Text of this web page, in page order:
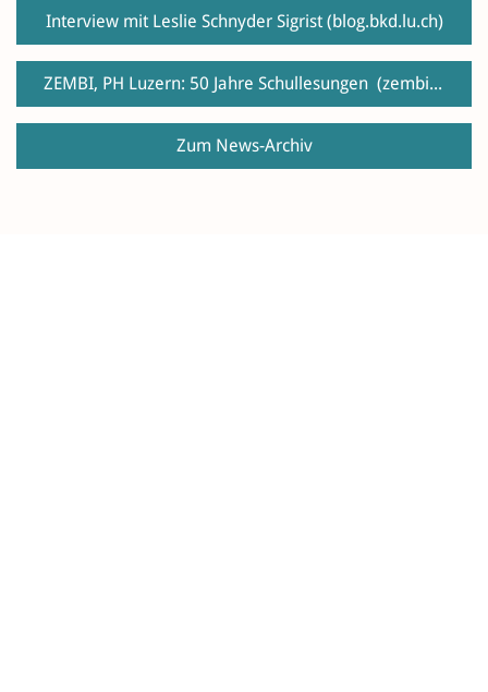
Interview mit Leslie Schnyder Sigrist(blog.bkd.lu.ch)
ZEMBI, PH Luzern: 50 Jahre Schullesungen (zembiblog.ch)
Zum News-Archiv